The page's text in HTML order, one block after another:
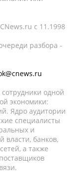
c 11.1998
разбора -
одной
экономики:
Ядро аудитории
специалисты
и
власти, банков,
а также